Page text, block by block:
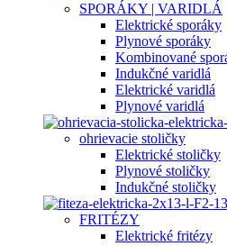
SPORÁKY | VARIDLÁ
Elektrické sporáky
Plynové sporáky
Kombinované
Indukčné varidlá
Elektrické varidlá
Plynové varidlá
ohrievacie stoličky
Elektrické stoličky
Plynové stoličky
Indukčné stoličky
FRITÉZY
Elektrické fritézy